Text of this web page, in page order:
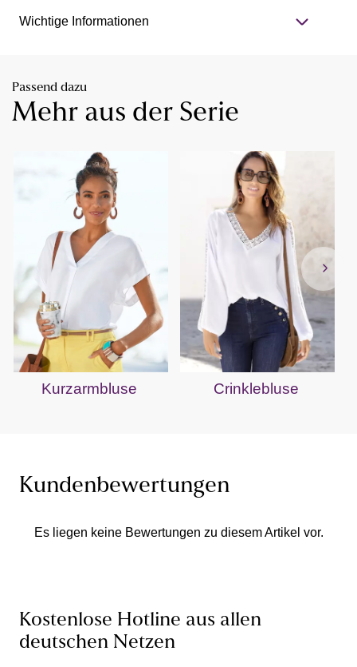
Wichtige Informationen
Passend dazu
Mehr aus der Serie
Kurzarmbluse Crinklebluse
Kundenbewertungen
Es liegen keine Bewertungen zu diesem Artikel vor.
Kostenlose Hotline aus allen
deutschen Netzen